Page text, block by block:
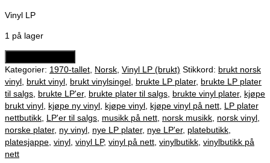
Vinyl LP
1 på lager
i
skuddet
(div.
art.)
antall
Kategorier: 1970-tallet Norsk Vinyl LP (brukt) Stikkord: brukt norsk
vinyl brukt vinyl brukt vinylsingel brukte LP plater, brukte LP plater
til salgs brukte LP'er, brukte plater til salgs brukte vinyl plater, kjøpe
brukt vinyl kjøpe ny vinyl kjøpe vinyl kjøpe vinyl på nett LP plater
nettbutikk LP'er til salgs musikk på nett norsk musikk norsk vinyl
norske plater, ny vinyl nye LP plater, nye LP'er, platebutikk
platesjappe vinyl vinyl LP, vinyl på nett vinylbutikk vinylbutikk på
nett